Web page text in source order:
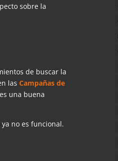
sobre la
de buscar la
lasCampañas de
una buena
no es funcional.